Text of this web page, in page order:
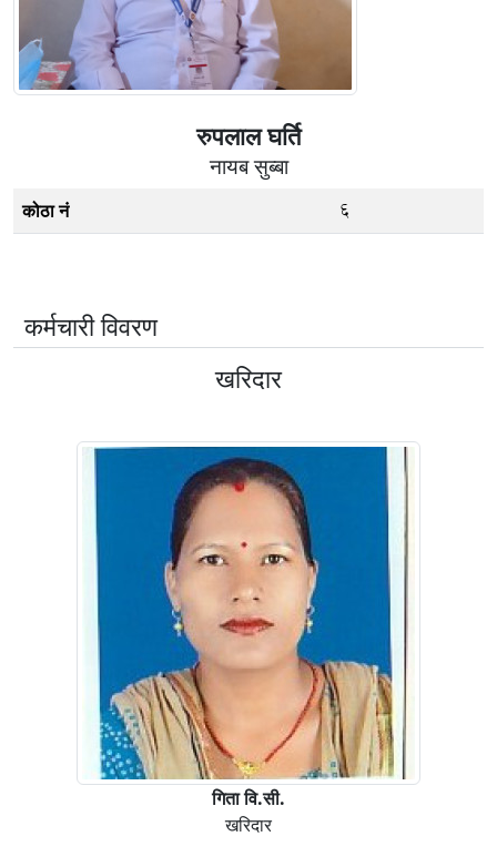
रुपलाल घर्ति
नायब सुब्बा
कोठा नं 6
कर्मचारी विवरण
खरिदार
गिता वि.सी.
खरिदार